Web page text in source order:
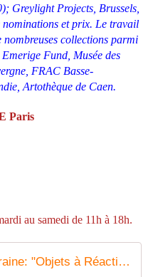
Greylight Projects, Brussels,
et prix. Le travail
collections parmi
Fund, Musée des
FRAC Basse-
Artothèque de Caen.
Paris
au samedi de 11h à 18h.
Expo Collective Contemporaine: "Objets à Réaction" Sur une invitation de Maude MARIS à Mireille BLANC et Colombe MARCASIANO - ACTUART by Eric SIMON